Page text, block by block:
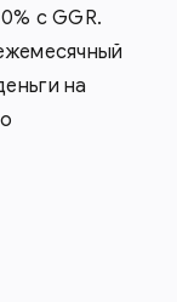
с GGR.
на